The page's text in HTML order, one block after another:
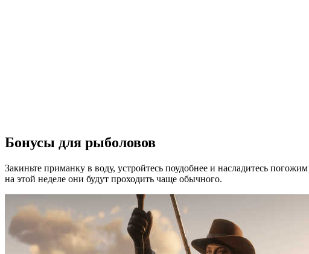
Бонусы для рыболовов
Закиньте приманку в воду, устройтесь поудобнее и насладитесь
на этой неделе они будут проходить чаще обычного.